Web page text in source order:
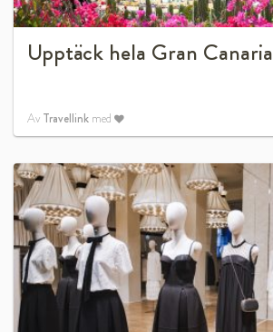
Upptäck hela Gran Canaria
Av Travellink med